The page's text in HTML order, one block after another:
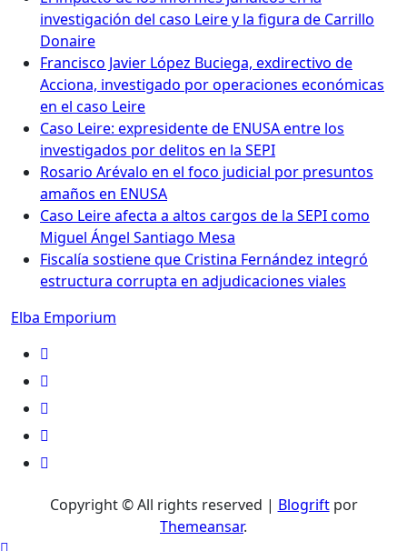
investigación del caso Leire y la figura de Carrillo
Donaire
Francisco Javier López Buciega, exdirectivo de
Acciona, investigado por operaciones económicas
en el caso Leire
Caso Leire: expresidente de ENUSA entre los
investigados por delitos en la SEPI
Rosario Arévalo en el foco judicial por presuntos
amaños en ENUSA
Caso Leire afecta a altos cargos de la SEPI como
Miguel Ángel Santiago Mesa
Fiscalía sostiene que Cristina Fernández integró
estructura corrupta en adjudicaciones viales
Elba Emporium
Copyright © All rights reserved | Blogriftpor
Themeansar.